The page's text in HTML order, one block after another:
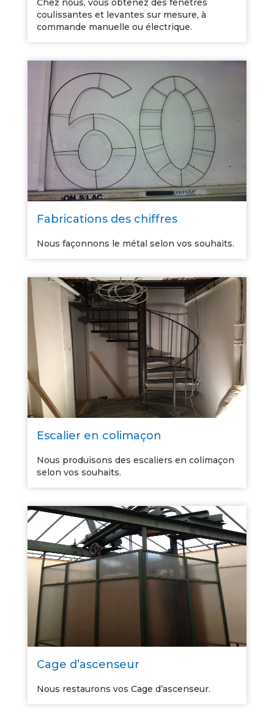
Chez nous, vous obtenez des fenêtres
coulissantes et levantes sur mesure, à
commande manuelle ou électrique.
Fabrications des chiffres
Nous façonnons le métal selon vos souhaits.
Escalier en colimaçon
Nous produisons des escaliers en colimaçon
selon vos souhaits.
Cage d’ascenseur
Nous restaurons vos Cage d’ascenseur.